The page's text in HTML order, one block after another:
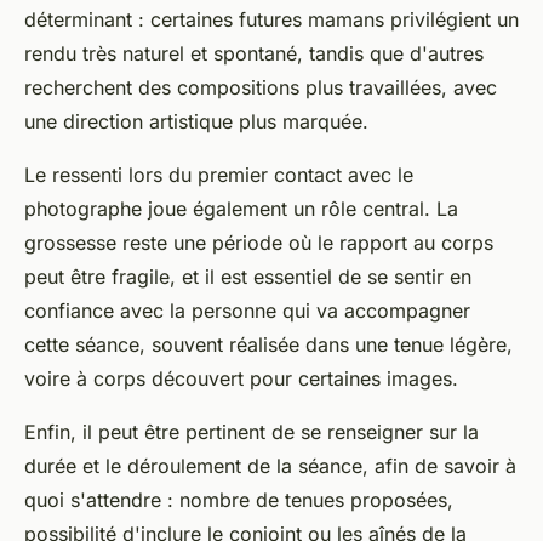
déterminant : certaines futures mamans privilégient un
rendu très naturel et spontané, tandis que d'autres
recherchent des compositions plus travaillées, avec
une direction artistique plus marquée.
Le ressenti lors du premier contact avec le
photographe joue également un rôle central. La
grossesse reste une période où le rapport au corps
peut être fragile, et il est essentiel de se sentir en
confiance avec la personne qui va accompagner
cette séance, souvent réalisée dans une tenue légère,
voire à corps découvert pour certaines images.
Enfin, il peut être pertinent de se renseigner sur la
durée et le déroulement de la séance, afin de savoir à
quoi s'attendre : nombre de tenues proposées,
possibilité d'inclure le conjoint ou les aînés de la